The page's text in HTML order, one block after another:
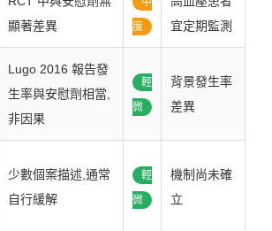
顯著差異
度
宜定期監測
Lugo 2016 報告發
生率與安慰劑相當,
非因果
輕
微
背景發生率
差異
少數個案描述,通常
自行緩解
輕
微
機制尚未確
立